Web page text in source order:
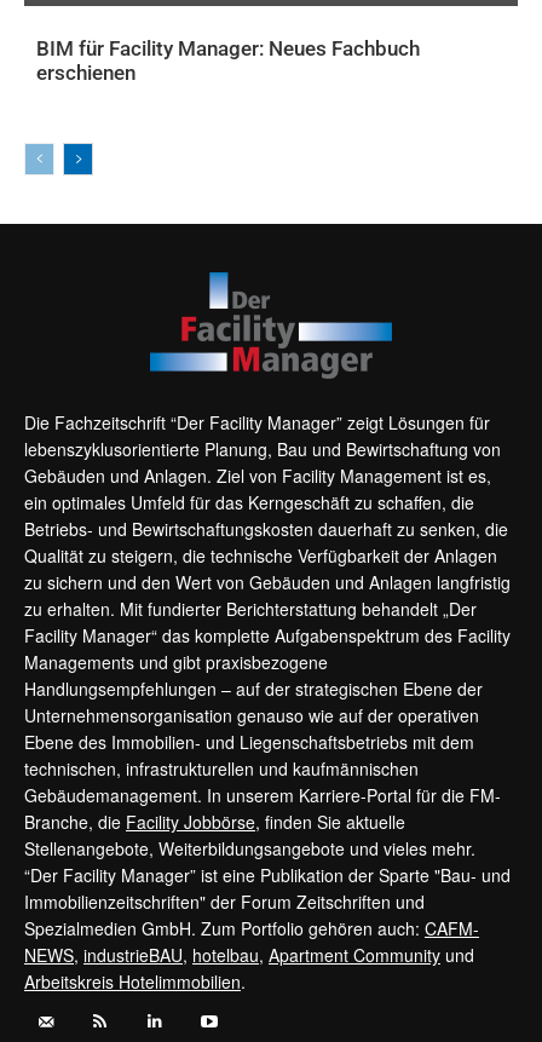
BIM für Facility Manager: Neues Fachbuch
erschienen
Die Fachzeitschrift “Der Facility Manager” zeigt Lösungen für
lebenszyklusorientierte Planung, Bau und Bewirtschaftung von
Gebäuden und Anlagen. Ziel von Facility Management ist es,
ein optimales Umfeld für das Kerngeschäft zu schaffen, die
Betriebs- und Bewirtschaftungskosten dauerhaft zu senken, die
Qualität zu steigern, die technische Verfügbarkeit der Anlagen
zu sichern und den Wert von Gebäuden und Anlagen langfristig
zu erhalten. Mit fundierter Berichterstattung behandelt „Der
Facility Manager“ das komplette Aufgabenspektrum des Facility
Managements und gibt praxisbezogene
Handlungsempfehlungen – auf der strategischen Ebene der
Unternehmensorganisation genauso wie auf der operativen
Ebene des Immobilien- und Liegenschaftsbetriebs mit dem
technischen, infrastrukturellen und kaufmännischen
Gebäudemanagement. In unserem Karriere-Portal für die FM-
Branche, die Facility Jobbörse, finden Sie aktuelle
Stellenangebote, Weiterbildungsangebote und vieles mehr.
“Der Facility Manager” ist eine Publikation der Sparte "Bau- und
Immobilienzeitschriften" der Forum Zeitschriften und
Spezialmedien GmbH. Zum Portfolio gehören auch: CAFM-
NEWS, industrieBAU, hotelbau, Apartment Community und
Arbeitskreis Hotelimmobilien.